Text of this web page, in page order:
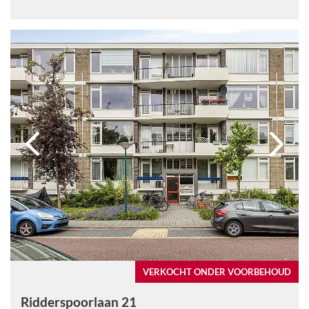
Ridderspoorlaan 21
VERKOCHT ONDER VOORBEHOUD